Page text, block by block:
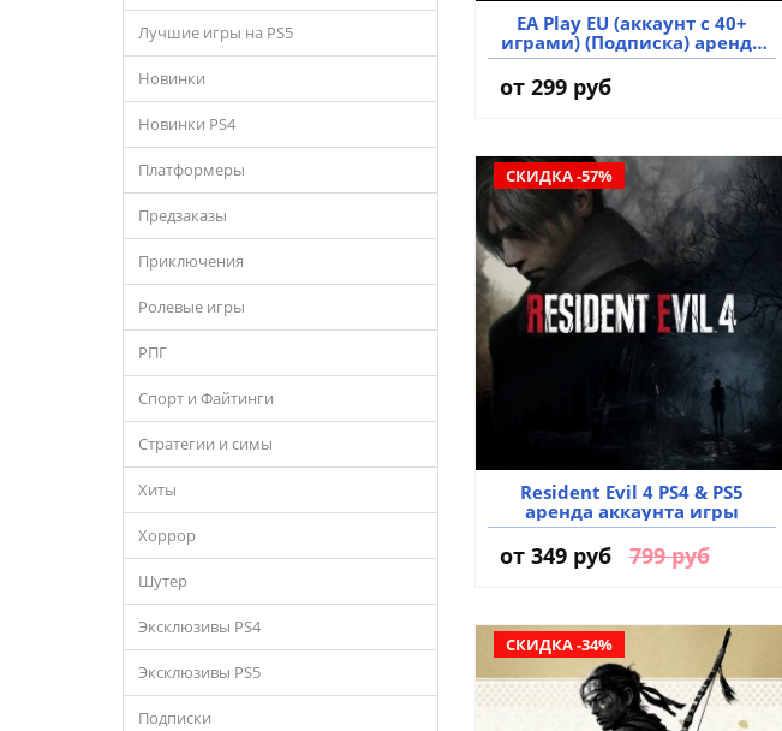
Лучшие игры на PS5
Новинки
Новинки PS4
Платформеры
Предзаказы
Приключения
Ролевые игры
РПГ
Спорт и Файтинги
Стратегии и симы
Хиты
Хоррор
Шутер
Эксклюзивы PS4
Эксклюзивы PS5
Подписки
EA Play EU (аккаунт с 40+
играми) (Подписка) аренда
аккаунта игры
от 299 руб
СКИДКА -57%
Resident Evil 4 PS4 & PS5
аренда аккаунта игры
от 349 руб 799 руб
СКИДКА -34%